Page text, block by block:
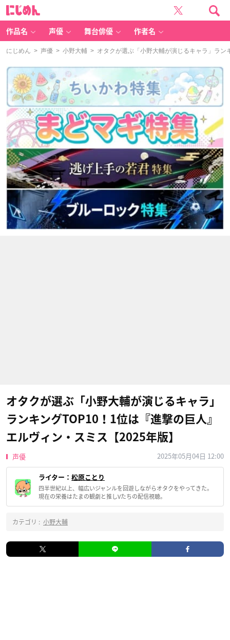
作品名 声優 舞台俳優 作者名
にじめん > 声優 > 小野大輔 > オタクが選ぶ「小野大輔が演じるキャラ」ラ
オタクが選ぶ「小野大輔が演じるキャラ」
ランキングTOP10！1位は『進撃の巨人』
エルヴィン・スミス【2025年版】
声優 2025年05月04日 12:00
ライター： 松原ことり
四半世紀以上、幅広いジャンルを回遊しながらオタクをやってきた。
現在の栄養はたまの観劇と推しVたちの配信視聴。
カテゴリ : 小野大輔